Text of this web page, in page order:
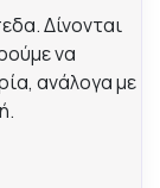
Δίνονται
να
ανάλογα με